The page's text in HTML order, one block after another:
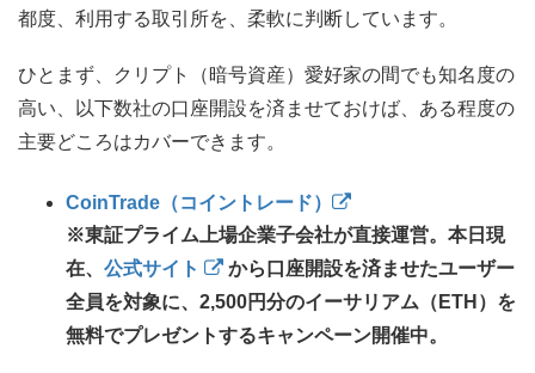
都度、利用する取引所を、柔軟に判断しています。
ひとまず、クリプト（暗号資産）愛好家の間でも知名度の
高い、以下数社の口座開設を済ませておけば、ある程度の
主要どころはカバーできます。
CoinTrade（コイントレード）
※東証プライム上場企業子会社が直接運営。本日現
在、 公式サイト
から口座開設を済ませたユーザー
全員を対象に、2,500円分のイーサリアム（ETH）を
無料でプレゼントするキャンペーン開催中。